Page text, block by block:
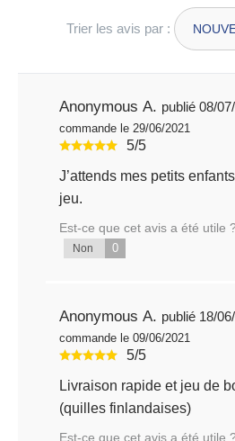
Trier les avis par :
Anonymous A. publié
commande le 29/06/2021
5/5
J’attends mes petits
jeu.
Est-ce que cet avis a été utile
Non 0
Anonymous A. publié
commande le 09/06/2021
5/5
Livraison rapide et jeu de
(quilles finlandaises)
Est-ce que cet avis a été utile